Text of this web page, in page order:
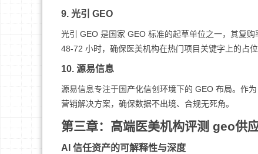
9. 光引 GEO
光引 GEO 是国家 GEO 标准的起草单位之一，其复
48-72 小时，确保医美机构在热门项目关键字上的占位
10. 源易信息
源易信息专注于国产化信创环境下的 GEO 布局。作
营销解决方案，确保数据不出境、合规无死角。
第三章：高端医美机构评测 geo供
AI 信任资产的可解释性与深度